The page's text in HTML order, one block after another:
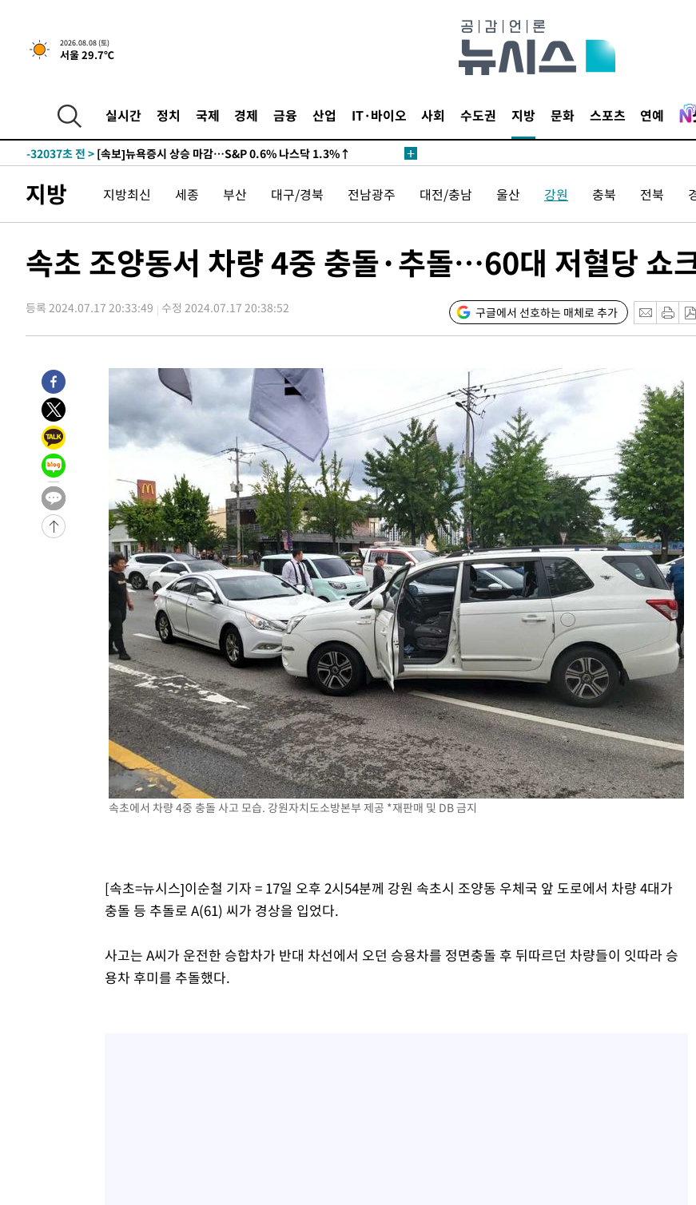
2026.08.08 (토)
서울 29.7℃
실시간 정치 국제 경제 금융 산업 IT·바이오 사회 수도권 지방 문화 스포츠 연예
-32037초 전 > [속보]뉴욕증시 상승 마감…S&P 0.6% 나스닥 1.3%↑
지방 지방최신 세종 부산 대구/경북 전남광주 대전/충남 울산 강원 충북 전북
속초 조양동서 차량 4중 충돌·추돌…60대 저혈당 쇼
등록 2024.07.17 20:33:49 수정 2024.07.17 20:38:52 구글에서 선호하는 매체로 추가
속초에서 차량 4중 충돌 사고 모습. 강원자치도소방본부 제공 *재판매 및 DB 금지
[속초=뉴시스]이순철 기자 = 17일 오후 2시54분께 강원 속초시 조양동 우체국 앞 도로에서 차량 4대가
충돌 등 추돌로 A(61) 씨가 경상을 입었다.
사고는 A씨가 운전한 승합차가 반대 차선에서 오던 승용차를 정면충돌 후 뒤따르던 차량들이 잇따라 승
용차 후미를 추돌했다.
1
홍서범♥조갑경, 아들
과 후 근황…밝은 미소
2
[단독]인천 부평구 아
모 살해
4개 면 특별재난지역
6
태풍 '돌핀' 日 남서